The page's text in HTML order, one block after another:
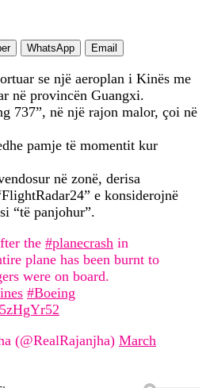
WhatsApp Email
se një aeroplan i Kinës me
në provincën Guangxi.
737”, në një rajon malor, çoi në
pamje të momentit kur
në zonë, derisa
e konsiderojnë
“të panjohur”.
the #planecrash in
plane has been burnt to
were on board.
#Boeing
(@RealRajanjha) March